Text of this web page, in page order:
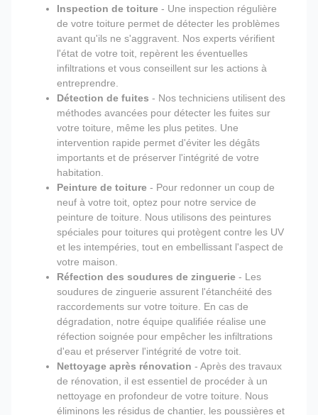
Inspection de toiture - Une inspection régulière
de votre toiture permet de détecter les problèmes
avant qu'ils ne s'aggravent. Nos experts vérifient
l'état de votre toit, repèrent les éventuelles
infiltrations et vous conseillent sur les actions à
entreprendre.
Détection de fuites - Nos techniciens utilisent des
méthodes avancées pour détecter les fuites sur
votre toiture, même les plus petites. Une
intervention rapide permet d'éviter les dégâts
importants et de préserver l'intégrité de votre
habitation.
Peinture de toiture - Pour redonner un coup de
neuf à votre toit, optez pour notre service de
peinture de toiture. Nous utilisons des peintures
spéciales pour toitures qui protègent contre les UV
et les intempéries, tout en embellissant l'aspect de
votre maison.
Réfection des soudures de zinguerie - Les
soudures de zinguerie assurent l'étanchéité des
raccordements sur votre toiture. En cas de
dégradation, notre équipe qualifiée réalise une
réfection soignée pour empêcher les infiltrations
d'eau et préserver l'intégrité de votre toit.
Nettoyage après rénovation - Après des travaux
de rénovation, il est essentiel de procéder à un
nettoyage en profondeur de votre toiture. Nous
éliminons les résidus de chantier, les poussières et